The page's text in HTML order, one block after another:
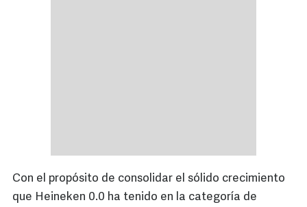
Con el propósito de consolidar el sólido crecimiento
que Heineken 0.0 ha tenido en la categoría de